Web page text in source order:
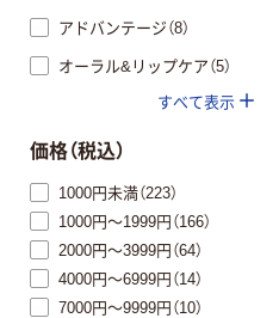
アドバンテージ（8）
オーラル&リップケア（5）
すべて表示
価格（税込）
1000円未満（223）
1000円～1999円（166）
2000円～3999円（64）
4000円～6999円（14）
7000円～9999円（10）